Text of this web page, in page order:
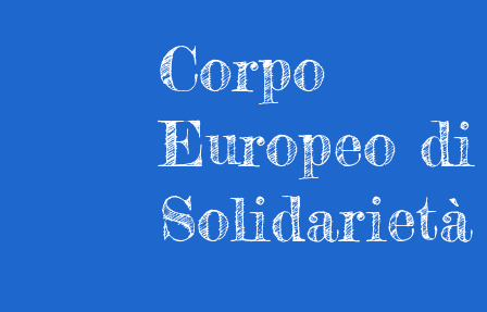
Corpo
Europeo di
Solidarietà